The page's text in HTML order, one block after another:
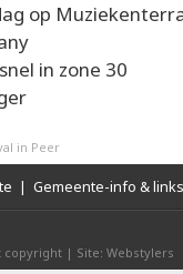
op
in zone 30
in Peer
| Gemeente-info & links
copyright | Site: Webstylers